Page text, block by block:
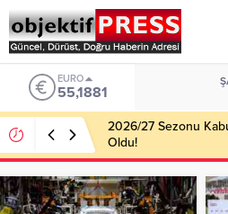
ALTIN
6.660,55
Haliliye Belediyesi
Yemek Ulaştırıyor!